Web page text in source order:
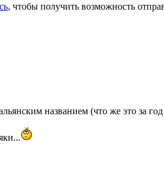
, чтобы получить возможность
названием (что же это за год